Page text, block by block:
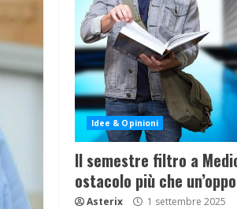
Idee & Opinioni
Il semestre filtro a
ostacolo più che
Asterix 1 settembre 2025